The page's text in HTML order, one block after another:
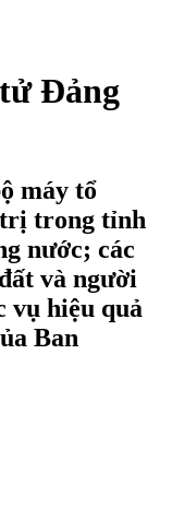
Đảng
máy tổ
trong tỉnh
nước; các
và người
vụ hiệu quả
Ban